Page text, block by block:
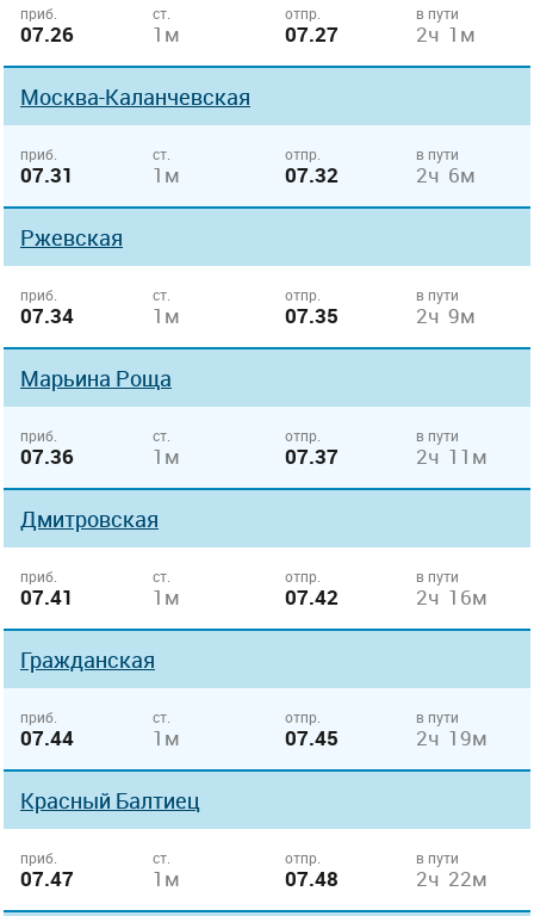
приб.
07.26
ст.
1м
отпр.
07.27
в пути
2ч 1м
Москва-Каланчевская
приб.
07.31
ст.
1м
отпр.
07.32
в пути
2ч 6м
Ржевская
приб.
07.34
ст.
1м
отпр.
07.35
в пути
2ч 9м
Марьина Роща
приб.
07.36
ст.
1м
отпр.
07.37
в пути
2ч 11м
Дмитровская
приб.
07.41
ст.
1м
отпр.
07.42
в пути
2ч 16м
Гражданская
приб.
07.44
ст.
1м
отпр.
07.45
в пути
2ч 19м
Красный Балтиец
приб.
07.47
ст.
1м
отпр.
07.48
в пути
2ч 22м